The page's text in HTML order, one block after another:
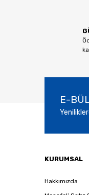
Ürün
Ürün
E-
KURUMSAL
Hakkımızda